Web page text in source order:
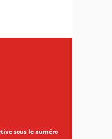
sous le numéro